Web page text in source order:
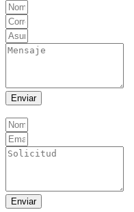
Enviar
Enviar